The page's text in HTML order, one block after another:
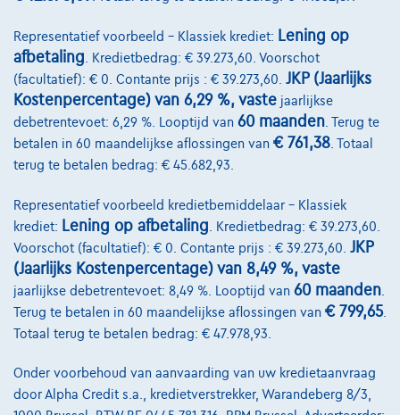
Vergelijk
Bekijk wagen
Mercedes-Benz E 300
Representatief voorbeeld – Klassiek krediet: Lening op
afbetaling . Kredietbedrag: € 39.273,60. Voorschot
(facultatief): € 0. Contante prijs : € 39.273,60. JKP (Jaarlijks
Kostenpercentage) van 6,29 %, vaste jaarlijkse
debetrentevoet: 6,29 %. Looptijd van 60 maanden . Terug te
betalen in 60 maandelijkse aflossingen van € 761,38 . Totaal
terug te betalen bedrag: € 45.682,93.
Representatief voorbeeld kredietbemiddelaar – Klassiek
krediet: Lening op afbetaling . Kredietbedrag: € 39.273,60.
Voorschot (facultatief): € 0. Contante prijs : € 39.273,60. JKP
(Jaarlijks Kostenpercentage) van 8,49 %, vaste
jaarlijkse debetrentevoet: 8,49 %. Looptijd van 60 maanden
Terug te betalen in 60 maandelijkse aflossingen van € 799,65.
Totaal terug te betalen bedrag: € 47.978,93.
Onder voorbehoud van aanvaarding van uw kredietaanvraag
door Alpha Credit s.a., kredietverstrekker, Warandeberg 8/3,